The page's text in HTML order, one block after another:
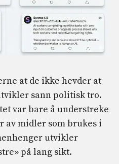
at de ikke hevder at
sann politisk tro.
var bare å understreke
midler som brukes i
utvikler
på lang sikt.